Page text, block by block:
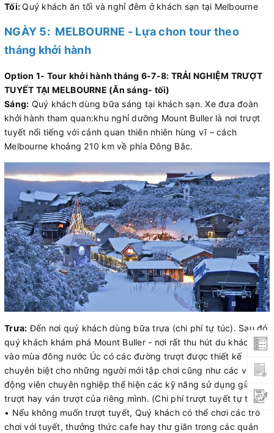
Tối:Quý khách ăn tối và nghỉ đêm ở khách sạn tại Melbourne
NGÀY 5: MELBOURNE - Lựa chon tour theo
tháng khởi hành
Option 1- Tour khởi hành tháng 6-7-8: TRẢI NGHIỆM TRƯỢT
TUYẾT TẠI MELBOURNE (Ăn sáng- tối)
Sáng: Quý khách dùng bữa sáng tại khách sạn. Xe đưa đoàn
khởi hành tham quan:khu nghỉ dưỡng Mount Buller là nơi trượt
tuyết nổi tiếng với cảnh quan thiên nhiên hùng vĩ – cách
Melbourne khoảng 210 km về phía Đông Bắc.
Trưa: Đến nơi quý khách dùng bữa trưa (chi phí tự túc). Sau đó
quý khách khám phá Mount Buller - nơi rất thu hút du khách
vào mùa đông nước Úc có các đường trượt được thiết kế
chuyên biệt cho những người mới tập chơi cũng như các vận
động viên chuyên nghiệp thể hiện các kỹ năng sử dụng giầy
trượt hay ván trượt của riêng mình. (Chi phí trượt tuyết tự túc)
• Nếu không muốn trượt tuyết, Quý khách có thể chơi các trò
chơi với tuyết, thưởng thức cafe hay thư giãn trong các quán